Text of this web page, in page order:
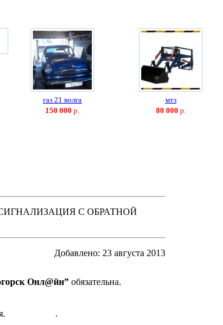
газ 21 волга
150 000 р.
мтз
80 000 р.
С ОБРАТНОЙ
Добавлено: 23 августа 2013
Онл@йн” обязательна.
.